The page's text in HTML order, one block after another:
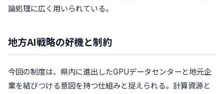
論処理に広く用いられている。
地方AI戦略の好機と制約
今回の制度は、県内に進出したGPUデータセンターと地元企
業を結びつける意図を持つ仕組みと捉えられる。計算資源と